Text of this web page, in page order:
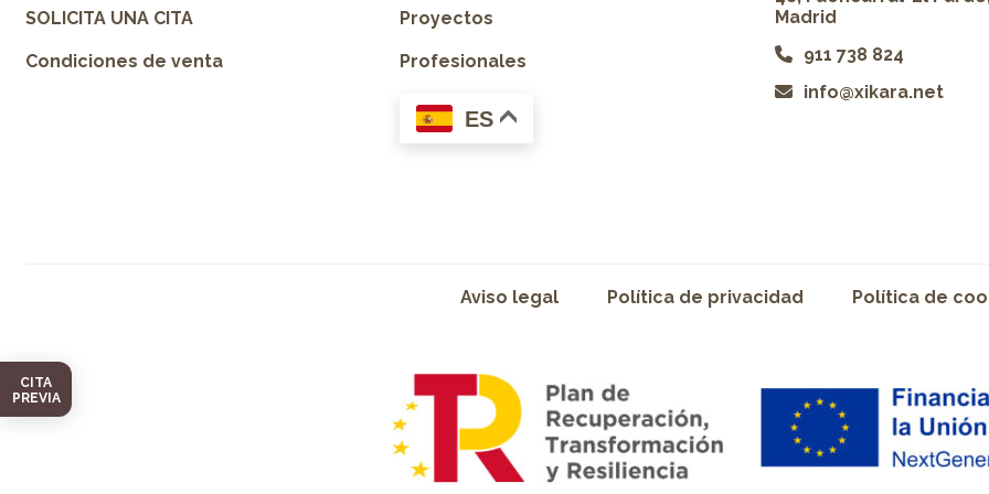
CITA
PREVIA
SOLICITA UNA CITA
Condiciones de venta
Proyectos
Profesionales
ES
Madrid
911 738 824
info@xikara.net
Aviso legal Política de privacidad Política de